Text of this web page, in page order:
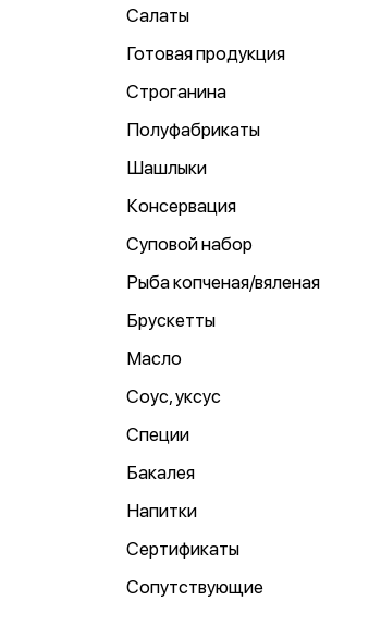
Салаты
Готовая продукция
Строганина
Полуфабрикаты
Шашлыки
Консервация
Суповой набор
Рыба копченая/вяленая
Брускетты
Масло
Соус, уксус
Специи
Бакалея
Напитки
Сертификаты
Сопутствующие